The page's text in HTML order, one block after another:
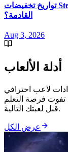
تواريخ تخفيضات Steam لعام 2026: متى موعد تخفيضات Steam
القادمة؟
Aug 3, 2026
أدلة الألعاب
لاعب احترافي
تفوت فرصة التعلم
قبل لعبتك التالية.
عرض الكل